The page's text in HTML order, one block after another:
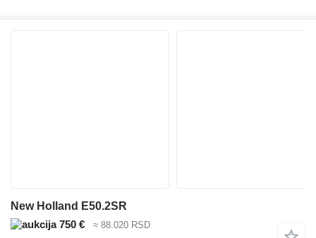
New Holland E50.2SR
750 €
≈ 88.020 RSD